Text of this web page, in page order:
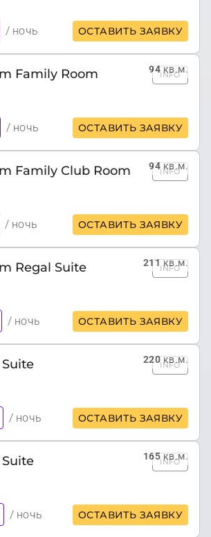
/ ночь ОСТАВИТЬ ЗАЯВКУ
94кв.м.
Family Room INFO
/ ночь ОСТАВИТЬ ЗАЯВКУ
94кв.м.
Family Club Room INFO
/ ночь ОСТАВИТЬ ЗАЯВКУ
211кв.м.
Regal Suite INFO
/ ночь ОСТАВИТЬ ЗАЯВКУ
220кв.м.
INFO
/ ночь ОСТАВИТЬ ЗАЯВКУ
165кв.м.
INFO
/ ночь ОСТАВИТЬ ЗАЯВКУ